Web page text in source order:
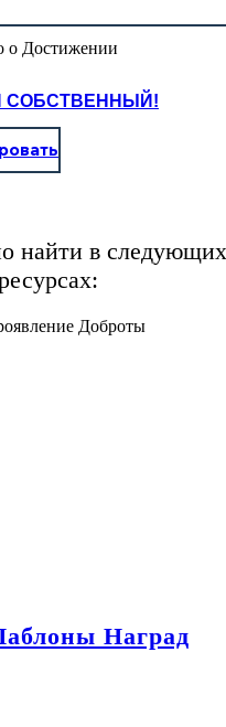
СОБСТВЕННЫЙ!
найти в следующих
Наград